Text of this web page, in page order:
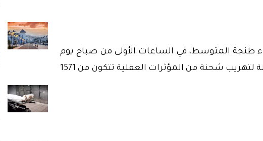
طنجة المتوسط، في الساعات الأولى من صباح يوم
أمس السبت 30 ماي الجاري، من إحباط محاولة لتهريب شحنة من المؤثرات العقلية تتكون من 1571